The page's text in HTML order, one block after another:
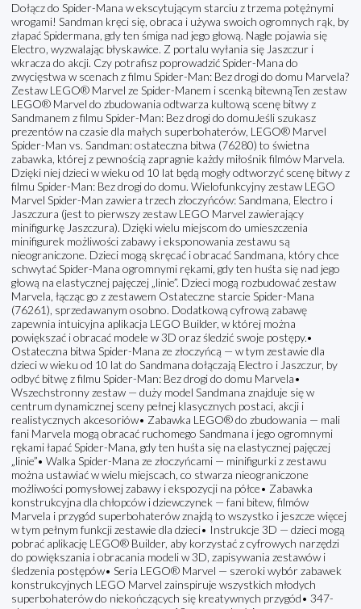
Dołącz do Spider-Mana w ekscytującym starciu z trzema potężnymi
wrogami! Sandman kręci się, obraca i używa swoich ogromnych rąk, by
złapać Spidermana, gdy ten śmiga nad jego głową. Nagle pojawia się
Electro, wyzwalając błyskawice. Z portalu wyłania się Jaszczur i
wkracza do akcji. Czy potrafisz poprowadzić Spider-Mana do
zwycięstwa w scenach z filmu Spider-Man: Bez drogi do domu Marvela?
Zestaw LEGO® Marvel ze Spider-Manem i scenką bitewnąTen zestaw
LEGO® Marvel do zbudowania odtwarza kultową scenę bitwy z
Sandmanem z filmu Spider-Man: Bez drogi do domuJeśli szukasz
prezentów na czasie dla małych superbohaterów, LEGO® Marvel
Spider-Man vs. Sandman: ostateczna bitwa (76280) to świetna
zabawka, której z pewnością zapragnie każdy miłośnik filmów Marvela.
Dzięki niej dzieci w wieku od 10 lat będą mogły odtworzyć scenę bitwy z
filmu Spider-Man: Bez drogi do domu. Wielofunkcyjny zestaw LEGO
Marvel Spider-Man zawiera trzech złoczyńców: Sandmana, Electro i
Jaszczura (jest to pierwszy zestaw LEGO Marvel zawierający
minifigurkę Jaszczura). Dzięki wielu miejscom do umieszczenia
minifigurek możliwości zabawy i eksponowania zestawu są
nieograniczone. Dzieci mogą skręcać i obracać Sandmana, który chce
schwytać Spider-Mana ogromnymi rękami, gdy ten huśta się nad jego
głową na elastycznej pajęczej „linie”. Dzieci mogą rozbudować zestaw
Marvela, łącząc go z zestawem Ostateczne starcie Spider-Mana
(76261), sprzedawanym osobno. Dodatkową cyfrową zabawę
zapewnia intuicyjna aplikacja LEGO Builder, w której można
powiększać i obracać modele w 3D oraz śledzić swoje postępy.•
Ostateczna bitwa Spider-Mana ze złoczyńcą — w tym zestawie dla
dzieci w wieku od 10 lat do Sandmana dołączają Electro i Jaszczur, by
odbyć bitwę z filmu Spider-Man: Bez drogi do domu Marvela•
Wszechstronny zestaw — duży model Sandmana znajduje się w
centrum dynamicznej sceny pełnej klasycznych postaci, akcji i
realistycznych akcesoriów• Zabawka LEGO® do zbudowania — mali
fani Marvela mogą obracać ruchomego Sandmana i jego ogromnymi
rękami łapać Spider-Mana, gdy ten huśta się na elastycznej pajęczej
„linie”• Walka Spider-Mana ze złoczyńcami — minifigurki z zestawu
można ustawiać w wielu miejscach, co stwarza nieograniczone
możliwości pomysłowej zabawy i ekspozycji na półce• Zabawka
konstrukcyjna dla chłopców i dziewczynek — fani bitew, filmów
Marvela i przygód superbohaterów znajdą to wszystko i jeszcze więcej
w tym pełnym funkcji zestawie dla dzieci• Instrukcje 3D — dzieci mogą
pobrać aplikację LEGO® Builder, aby korzystać z cyfrowych narzędzi
do powiększania i obracania modeli w 3D, zapisywania zestawów i
śledzenia postępów• Seria LEGO® Marvel — szeroki wybór zabawek
konstrukcyjnych LEGO Marvel zainspiruje wszystkich młodych
superbohaterów do niekończących się kreatywnych przygód• 347-